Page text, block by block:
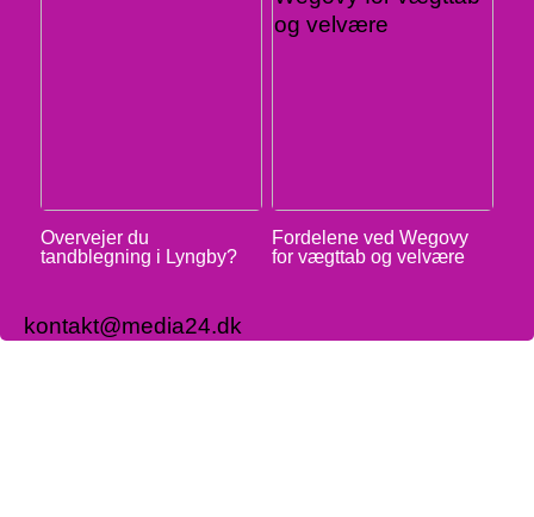
Overvejer du
tandblegning i Lyngby?
Fordelene ved Wegovy
for vægttab og velvære
kontakt@media24.dk